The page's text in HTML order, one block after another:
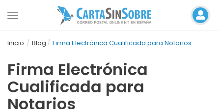
Toggle
Inicio Blog Firma Electrónica Cualificada para Notarios
Firma Electrónica
Cualificada para
Notarios